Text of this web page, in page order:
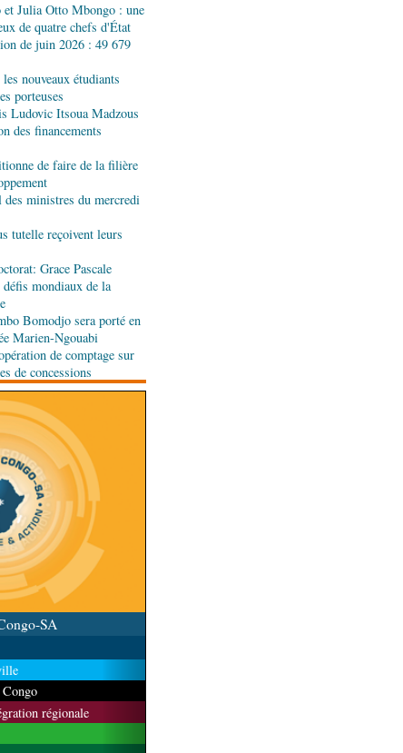
des jeunes
industriel : visite des
: TÜV
national
de taekwondo :
édition remarquable
: la Banque
du corridor
Julia Otto Mbongo : une
de quatre chefs d'État
de juin 2026 : 49 679
nouveaux étudiants
porteuses
Ludovic Itsoua Madzous
des financements
de faire de la filière
ministres du mercredi
tutelle reçoivent leurs
Grace Pascale
mondiaux de la
Bomodjo sera porté en
Marien-Ngouabi
de comptage sur
de concessions
SA
régionale